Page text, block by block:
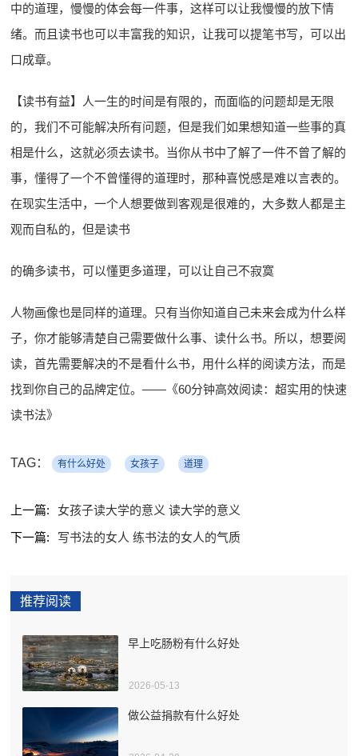
中的道理，慢慢的体会每一件事，这样可以让我慢慢的放下情
绪。而且读书也可以丰富我的知识，让我可以提笔书写，可以出
口成章。
【读书有益】人一生的时间是有限的，而面临的问题却是无限
的，我们不可能解决所有问题，但是我们如果想知道一些事的真
相是什么，这就必须去读书。当你从书中了解了一件不曾了解的
事，懂得了一个不曾懂得的道理时，那种喜悦感是难以言表的。
在现实生活中，一个人想要做到客观是很难的，大多数人都是主
观而自私的，但是读书
的确多读书，可以懂更多道理，可以让自己不寂寞
人物画像也是同样的道理。只有当你知道自己未来会成为什么样
子，你才能够清楚自己需要做什么事、读什么书。所以，想要阅
读，首先需要解决的不是看什么书，用什么样的阅读方法，而是
找到你自己的品牌定位。——《60分钟高效阅读：超实用的快速
读书法》
TAG： 有什么好处 女孩子 道理
上一篇:
女孩子读大学的意义 读大学的意义
下一篇:
写书法的女人 练书法的女人的气质
推荐阅读
早上吃肠粉有什么好处
2026-05-13
做公益捐款有什么好处